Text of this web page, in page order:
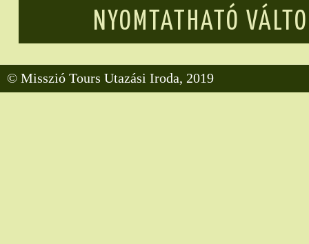
NYOMTATHATÓ
© Misszió Tours Utazási Iroda, 2019